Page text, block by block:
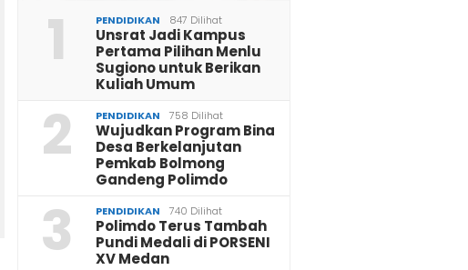
1 PENDIDIKAN 847 Dilihat
Unsrat Jadi Kampus
Pertama Pilihan Menlu
Sugiono untuk Berikan
Kuliah Umum
2 PENDIDIKAN 758 Dilihat
Wujudkan Program Bina
Desa Berkelanjutan
Pemkab Bolmong
Gandeng Polimdo
3 PENDIDIKAN 740 Dilihat
Polimdo Terus Tambah
Pundi Medali di PORSENI
XV Medan